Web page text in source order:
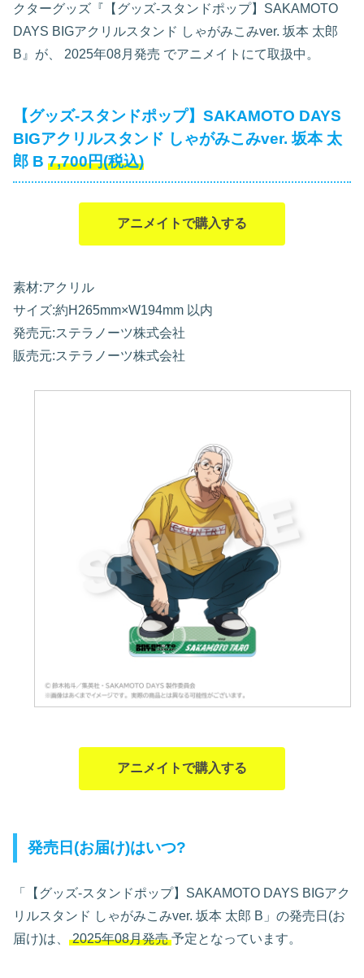
クターグッズ『【グッズ-スタンドポップ】SAKAMOTO
DAYS BIGアクリルスタンド しゃがみこみver. 坂本 太郎
B』が、
2025年08月発売 でアニメイトにて取扱中。
【グッズ-スタンドポップ】SAKAMOTO DAYS
BIGアクリルスタンド しゃがみこみver. 坂本 太
郎 B 7,700円(税込)
アニメイトで購入する
素材:アクリル
サイズ:約H265mm×W194mm 以内
発売元:ステラノーツ株式会社
販売元:ステラノーツ株式会社
アニメイトで購入する
発売日(お届け)はいつ?
「【グッズ-スタンドポップ】SAKAMOTO DAYS BIGアク
リルスタンド しゃがみこみver. 坂本 太郎 B」の発売日(お
届け)は、 2025年08月発売 予定となっています。